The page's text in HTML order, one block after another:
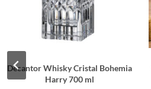
Decantor Whisky Cristal Bohemia
Harry 700 ml